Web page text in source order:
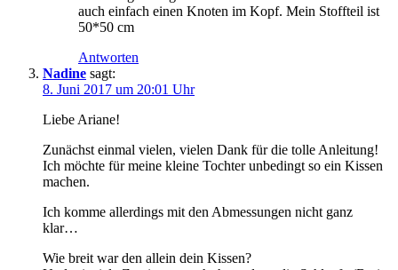
auch einfach einen Knoten im Kopf. Mein Stoffteil ist
50*50 cm
Antworten
Nadine sagt:
8. Juni 2017 um 20:01 Uhr
Liebe Ariane!
Zunächst einmal vielen, vielen Dank für die tolle Anleitung!
Ich möchte für meine kleine Tochter unbedingt so ein Kissen
machen.
Ich komme allerdings mit den Abmessungen nicht ganz
klar…
Wie breit war den allein dein Kissen?